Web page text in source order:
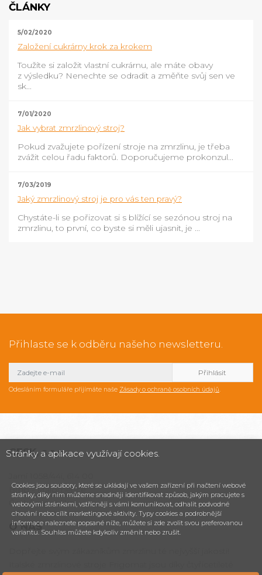
ČLÁNKY
5/02/2020
Založení cukrárny krok za krokem
Toužíte si založit vlastní cukrárnu, ale máte obavy
z výsledku? Nenechte se odradit a změňte svůj sen ve
sk...
7/01/2020
Jak vybrat zmrzlinový stroj?
Pokud zvažujete pořízení stroje na zmrzlinu, je třeba
zvážit celou řadu faktorů. Doporučujeme prokonzul...
7/03/2019
Jaký zmrzlinový stroj je pro vás ten pravý?
Chystáte-li se pořizovat si s blížící se sezónou stroj na
zmrzlinu, to první, co byste si měli ujasnit, je ...
Přihlaste se k odběru našeho newsletteru.
Odesláním formuláře přijímáte naše Zásady o ochraně osobních údajů.
CESK,s.r.o.
Brno - Maloměřice
Česká republika
O NÁS
Stránky a aplikace využívají cookies.
Cookies jsou soubory, které se ukládají ve vašem zařízení při načtení webové
stránky, díky nim můžeme snadněji identifikovat způsob, jakým pracujete s
webovými stránkami, vstřícněji s vámi komunikovat, odhalit podvodné
chování nebo cílit marketingové aktivity. Typy cookies a podrobnější
informace naleznete popsané níže, můžete si zde zvolit svou preferovanou
variantu. Souhlas můžete kdykoliv změnit nebo zrušit.